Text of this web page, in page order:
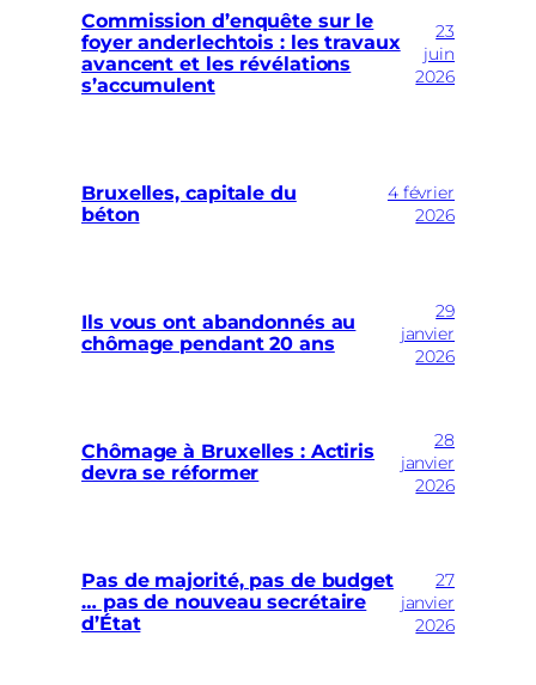
Commission d’enquête sur le
foyer anderlechtois : les travaux
avancent et les révélations
s’accumulent
23
juin
2026
Bruxelles, capitale du
béton
4 février
2026
Ils vous ont abandonnés au
chômage pendant 20 ans
29
janvier
2026
Chômage à Bruxelles : Actiris
devra se réformer
28
janvier
2026
Pas de majorité, pas de budget
… pas de nouveau secrétaire
d’État
27
janvier
2026